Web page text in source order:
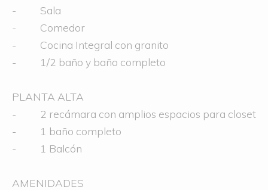
- Sala
- Comedor
- Cocina Integral con granito
- 1/2 baño y baño completo
PLANTA ALTA
- 2 recámara con amplios espacios para closet
- 1 baño completo
- 1 Balcón
AMENIDADES